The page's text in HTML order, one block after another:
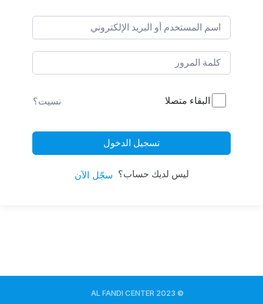
البقاء متصلا نسيت؟
تسجيل الدخول
ليس لديك حساب؟ سجّل الآن
© 2023 AL FANDI CENTER